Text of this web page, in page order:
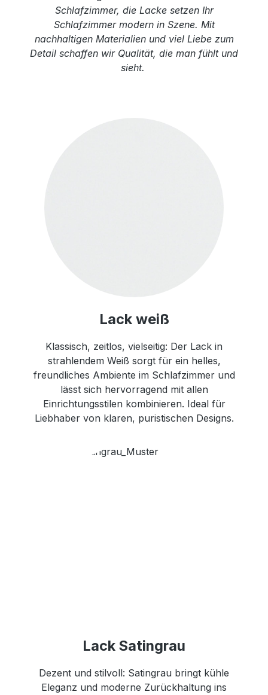
Schlafzimmer, die Lacke setzen Ihr
Schlafzimmer modern in Szene. Mit
nachhaltigen Materialien und viel Liebe zum
Detail schaffen wir Qualität, die man fühlt und
sieht.
Lack weiß
Klassisch, zeitlos, vielseitig: Der Lack in
strahlendem Weiß sorgt für ein helles,
freundliches Ambiente im Schlafzimmer und
lässt sich hervorragend mit allen
Einrichtungsstilen kombinieren. Ideal für
Liebhaber von klaren, puristischen Designs.
Lack Satingrau
Dezent und stilvoll: Satingrau bringt kühle
Eleganz und moderne Zurückhaltung ins